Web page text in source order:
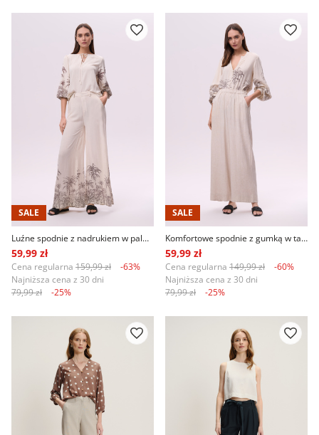
SALE
Luźne spodnie z nadrukiem w palmy
59,99 zł
Cena regularna 159,99 zł
-63%
Najniższa cena z 30 dni
79,99 zł
-25%
SALE
Komfortowe spodnie z gumką w talii jasny beż
59,99 zł
Cena regularna 149,99 zł
-60%
Najniższa cena z 30 dni
79,99 zł
-25%